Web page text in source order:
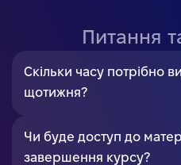
Питання
Скільки часу потрібно
щотижня?
Чи буде доступ до
завершення курсу?